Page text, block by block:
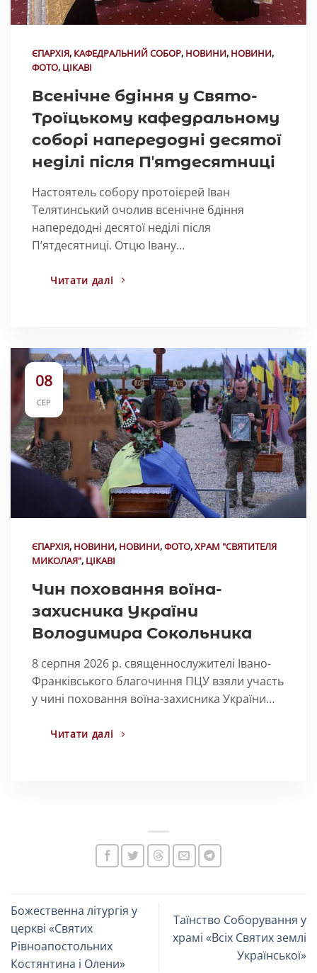
ЄПАРХІЯ, КАФЕДРАЛЬНИЙ СОБОР, НОВИНИ, НОВИНИ,
ФОТО, ЦІКАВІ
Всенічне бдіння у Свято-
Троїцькому кафедральному
соборі напередодні десятої
неділі після Пʼятдесятниці
Настоятель собору протоієрей Іван
Телятинський очолив всенічне бдіння
напередодні десятої неділі після
Пʼятдесятниці. Отцю Івану…
Читати далі
08
СЕР
ЄПАРХІЯ, НОВИНИ, НОВИНИ,ФОТО,ХРАМ "СВЯТИТЕЛЯ
МИКОЛАЯ", ЦІКАВІ
Чин поховання воїна-
захисника України
Володимира Сокольника
8 серпня 2026 р. священнослужителі Івано-
Франківського благочиння ПЦУ взяли участь
у чині поховання воїна-захисника України…
Читати далі
Божественна літургія у
церкві «Святих
Рівноапостольних
Костянтина і Олени»
Таїнство Соборування у
храмі «Всіх Святих землі
Української»